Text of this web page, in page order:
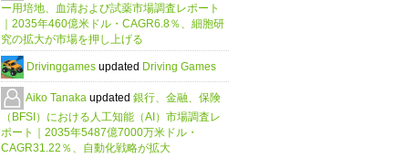
ー用培地、血清および試薬市場調査レポート
｜2035年460億米ドル・CAGR6.8％、細胞研
究の拡大が市場を押し上げる
Drivinggames updated Driving Games
Aiko Tanaka updated 銀行、金融、保険
（BFSI）における人工知能（AI）市場調査レ
ポート｜2035年5487億7000万米ドル・
CAGR31.22％、自動化戦略が拡大